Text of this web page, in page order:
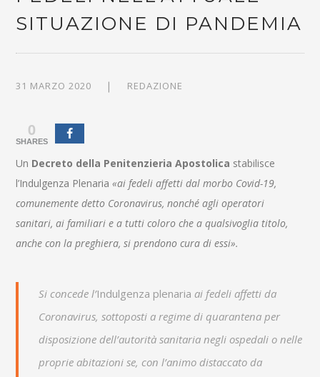
SITUAZIONE DI PANDEMIA
31 MARZO 2020 REDAZIONE
0
SHARES
Un Decreto della Penitenzieria Apostolica stabilisce
l’Indulgenza Plenaria«ai fedeli affetti dal morbo Covid-19,
comunemente detto Coronavirus, nonché agli operatori
sanitari, ai familiari e a tutti coloro che a qualsivoglia titolo,
anche con la preghiera, si prendono cura di essi».
Si concede l’Indulgenza plenariaai fedeli affetti da
Coronavirus, sottoposti a regime di quarantena per
disposizione dell’autorità sanitaria negli ospedali o nelle
proprie abitazioni se, con l’animo distaccato da